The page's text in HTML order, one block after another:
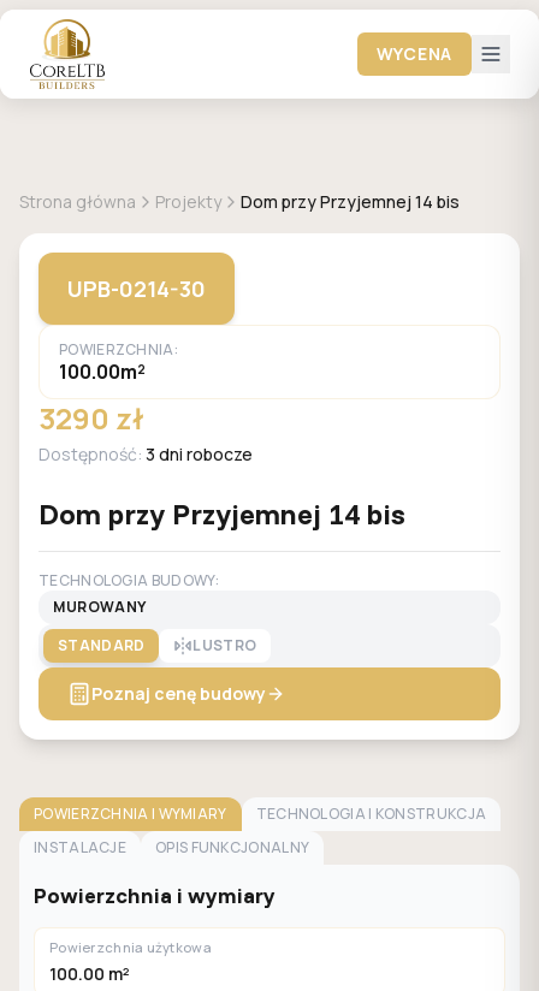
WYCENA
Strona główna Projekty Dom przy Przyjemnej 14 bis
UPB-0214-30
POWIERZCHNIA:
100.00m²
3290 zł
Dostępność: 3 dni robocze
Dom przy Przyjemnej 14 bis
TECHNOLOGIA BUDOWY:
MUROWANY
STANDARD
LUSTRO
Poznaj cenę budowy
POWIERZCHNIA I WYMIARY
TECHNOLOGIA I KONSTRUKCJA
INSTALACJE
OPIS FUNKCJONALNY
Powierzchnia i wymiary
Powierzchnia użytkowa
100.00 m²